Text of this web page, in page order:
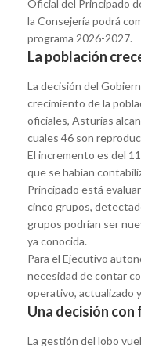
Oficial del Principado
la Consejería podrá
programa 2026-2027.
La población
La decisión del
crecimiento de la
oficiales, Asturias
cuales 46 son
El incremento es del
que se habían
Principado está
cinco grupos,
grupos podrían ser
ya conocida.
Para el Ejecutivo
necesidad de contar
operativo, actualizado
Una decisión
La gestión del lobo